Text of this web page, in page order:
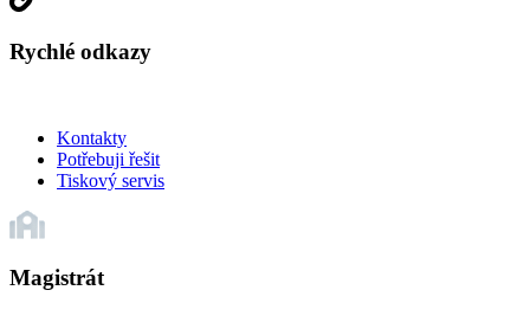
Rychlé odkazy
Kontakty
Potřebuji řešit
Tiskový servis
Magistrát